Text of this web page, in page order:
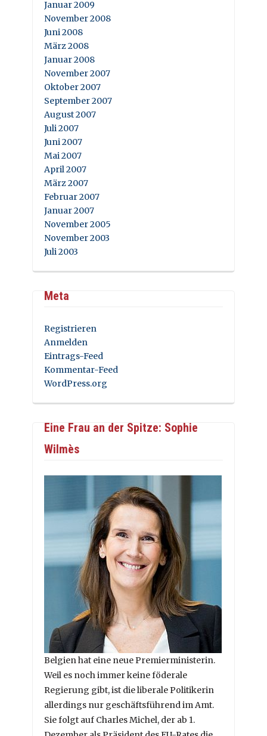
Januar 2009
November 2008
Juni 2008
März 2008
Januar 2008
November 2007
Oktober 2007
September 2007
August 2007
Juli 2007
Juni 2007
Mai 2007
April 2007
März 2007
Februar 2007
Januar 2007
November 2005
November 2003
Juli 2003
Meta
Registrieren
Anmelden
Eintrags-Feed
Kommentar-Feed
WordPress.org
Eine Frau an der Spitze: Sophie
Wilmès
Belgien hat eine neue Premierministerin.
Weil es noch immer keine föderale
Regierung gibt, ist die liberale Politikerin
allerdings nur geschäftsführend im Amt.
Sie folgt auf Charles Michel, der ab 1.